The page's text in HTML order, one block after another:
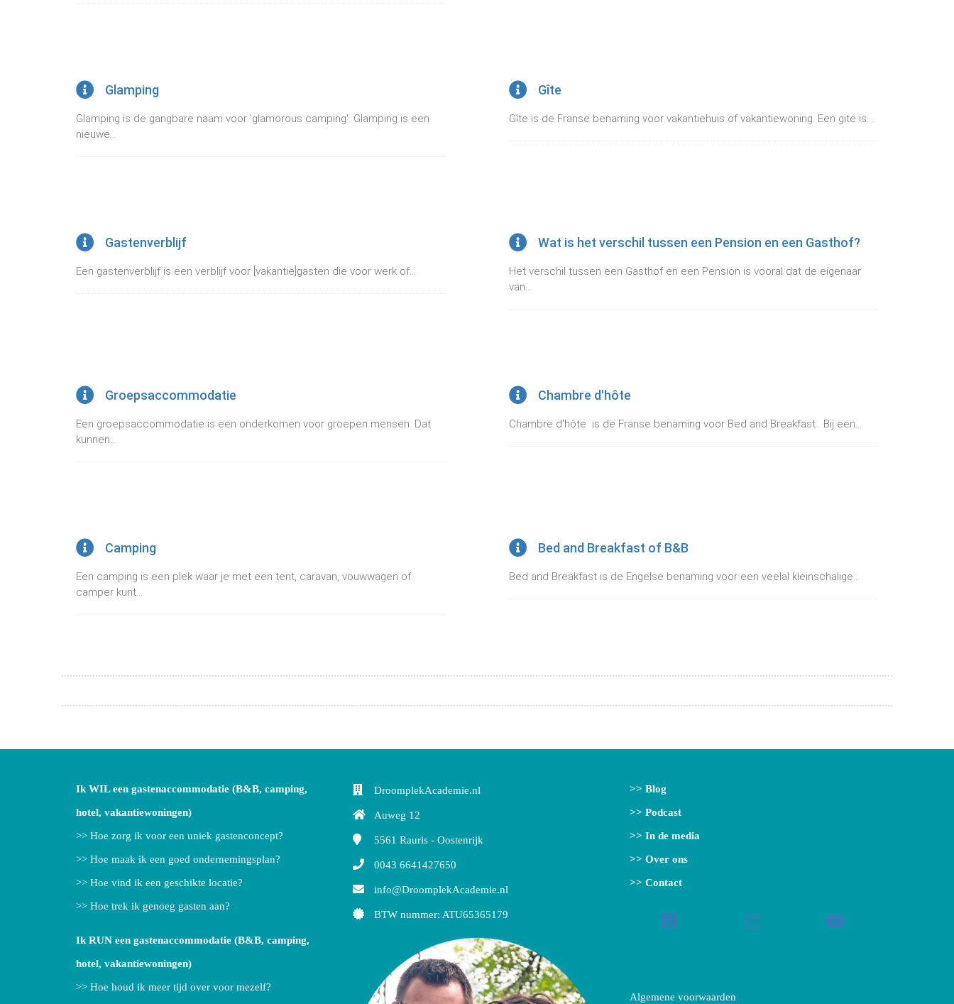
Glamping
Glamping is de gangbare naam voor 'glamorous camping'. Glamping is een
nieuwe...
Gîte
Gîte is de Franse benaming voor vakantiehuis of vakantiewoning. Een gite is...
Gastenverblijf
Een gastenverblijf is een verblijf voor [vakantie]gasten die voor werk of...
Wat is het verschil tussen een Pension en een Gasthof?
Het verschil tussen een Gasthof en een Pension is vooral dat de eigenaar
van...
Groepsaccommodatie
Een groepsaccommodatie is een onderkomen voor groepen mensen. Dat
kunnen...
Chambre d'hôte
Chambre d'hôte is de Franse benaming voor Bed and Breakfast . Bij een...
Camping
Een camping is een plek waar je met een tent, caravan, vouwwagen of
camper kunt...
Bed and Breakfast of B&B
Bed and Breakfast is de Engelse benaming voor een veelal kleinschalige...
Ik WIL een gastenaccommodatie (B&B, camping,
hotel, vakantiewoningen)
>> Hoe zorg ik voor een uniek gastenconcept?
>> Hoe maak ik een goed ondernemingsplan?
>> Hoe vind ik een geschikte locatie?
>> Hoe trek ik genoeg gasten aan?
Ik RUN een gastenaccommodatie (B&B, camping,
hotel, vakantiewoningen)
>> Hoe houd ik meer tijd over voor mezelf?
DroomplekAcademie.nl
Auweg 12
5561 Rauris - Oostenrijk
0043 6641427650
info@DroomplekAcademie.nl
BTW nummer: ATU65365179
>> Blog
>> Podcast
>> In de media
>> Over ons
>> Contact
Algemene voorwaarden